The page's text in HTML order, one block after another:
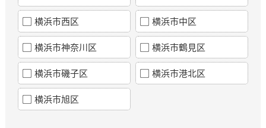
横浜市西区 横浜市中区
横浜市神奈川区 横浜市鶴見区
横浜市磯子区 横浜市港北区
横浜市旭区